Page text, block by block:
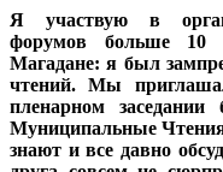
Я участвую в
форумов больше
Магадане: я был
чтений. Мы
пленарном
Муниципальные Чтения
знают и все давно